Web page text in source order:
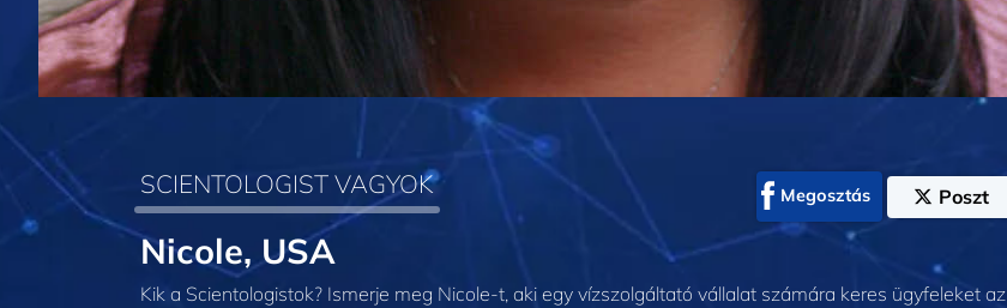
SCIENTOLOGIST VAGYOK Megosztás Poszt
Nicole, USA
Kik a Scientologistok? Ismerje meg Nicole-t, aki egy vízszolgáltató vállalat számára keres ügyfeleket az